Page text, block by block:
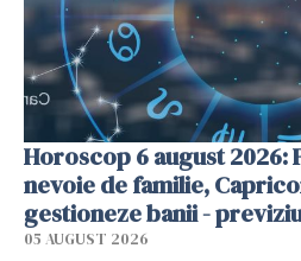
Horoscop 6 august 2026:
nevoie de familie,
gestioneze banii -
05 AUGUST 2026